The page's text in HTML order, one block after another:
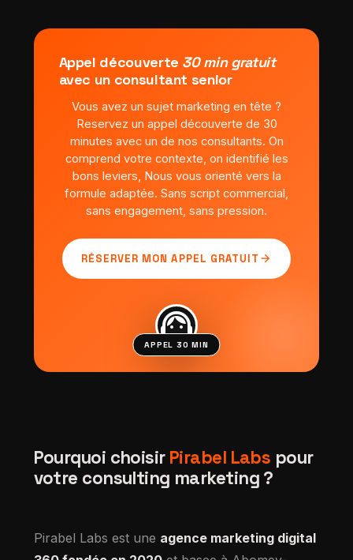
Appel découverte 30 min gratuit
avec un consultant senior
Vous avez un sujet marketing en tête ?
Reservez un appel découverte de 30
minutes avec un de nos consultants. On
comprend votre contexte, on identifié les
bons leviers, Nous vous orienté vers la
formule adaptée. Sans script commercial,
sans engagement, sans pression.
RÉSERVER MON APPEL GRATUIT arrow_forward
support_agent
APPEL 30 MIN
Pourquoi choisir Pirabel Labs pour
votre consulting marketing ?
Pirabel Labs est une agence marketing digital